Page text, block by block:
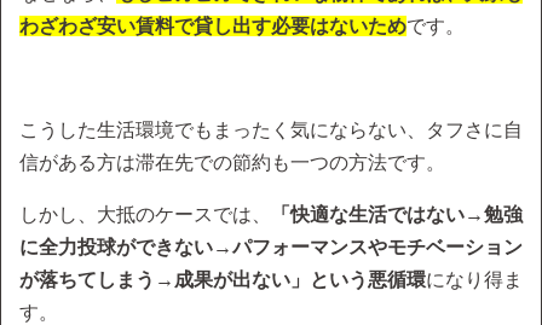
わざわざ安い賃料で貸し出す必要はないためです。
こうした生活環境でもまったく気にならない、タフさに自
信がある方は滞在先での節約も一つの方法です。
しかし、大抵のケースでは、
「快適な生活ではない→勉強
に全力投球ができない→パフォーマンスやモチベーション
が落ちてしまう→成果が出ない」という悪循環になり得ま
す。